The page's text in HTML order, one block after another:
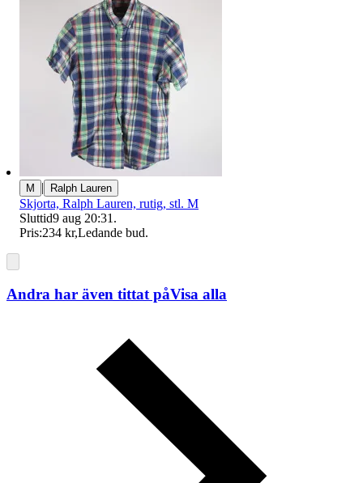
M | Ralph Lauren
Skjorta, Ralph Lauren, rutig, stl. M
Sluttid9 aug 20:31 .
Pris:234 kr,Ledande bud.
Andra har även tittat påVisa alla